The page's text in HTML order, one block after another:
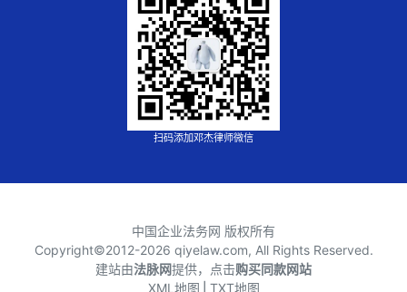
扫码添加邓杰律师微信
中国企业法务网 版权所有
Copyright©2012-2026 qiyelaw.com, All Rights Reserved.
建站由法脉网提供，点击购买同款网站
XML地图 TXT地图